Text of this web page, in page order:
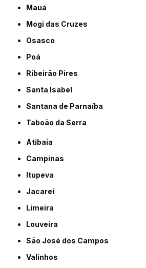
Mauá
Mogi das Cruzes
Osasco
Poá
Ribeirão Pires
Santa Isabel
Santana de Parnaíba
Taboão da Serra
Atibaia
Campinas
Itupeva
Jacareí
Limeira
Louveira
São José dos Campos
Valinhos